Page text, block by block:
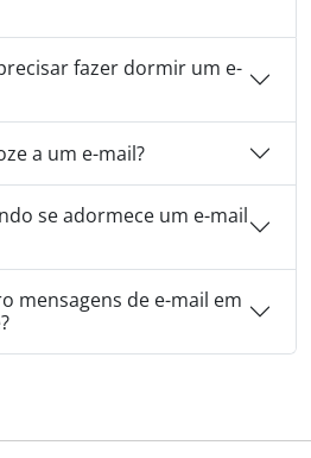
fazer dormir um e-
a um e-mail?
se adormece um e-mail
mensagens de e-mail em